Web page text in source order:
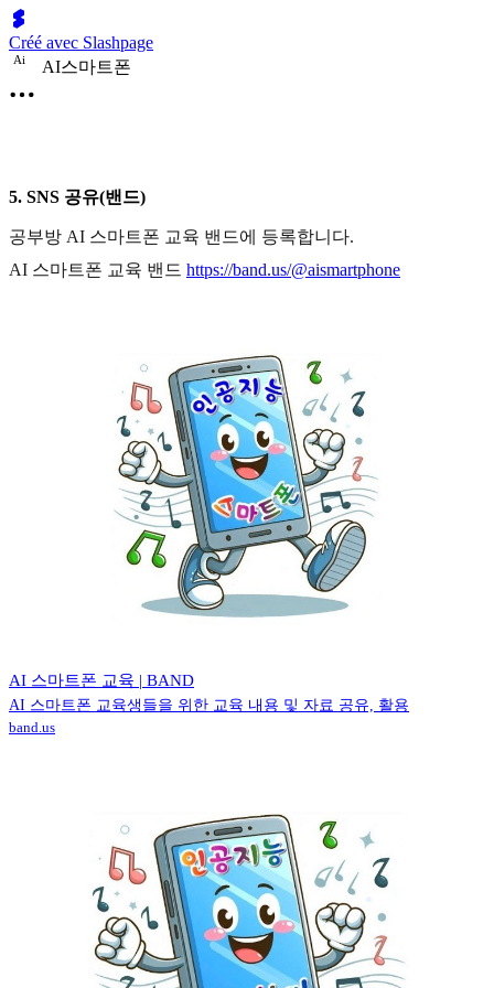
Créé avec Slashpage
Ai AI스마트폰
5. SNS 공유(밴드)
공부방 AI 스마트폰 교육 밴드에 등록합니다.
AI 스마트폰 교육 밴드 https://band.us/@aismartphone
AI 스마트폰 교육 | BAND
AI 스마트폰 교육생들을 위한 교육 내용 및 자료 공유, 활용
band.us